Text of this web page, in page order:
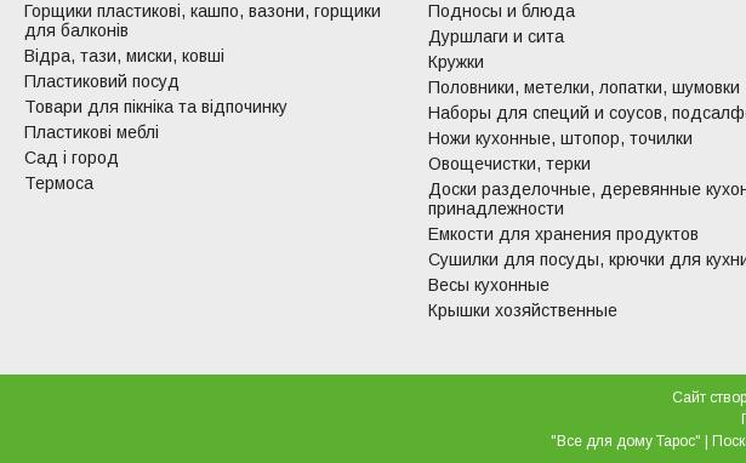
Горщики пластикові, кашпо, вазони, горщики
для балконів
Відра, тази, миски, ковші
Пластиковий посуд
Товари для пікніка та відпочинку
Пластикові меблі
Сад і город
Термоса
Подносы и блюда
Дуршлаги и сита
Кружки
Половники, метелки, лопатки, шумовки
Наборы для специй и соусов,
Ножи кухонные, штопор, точилки
Овощечистки, терки
Доски разделочные, деревянные
принадлежности
Емкости для хранения продуктов
Сушилки для посуды, крючки для
Весы кухонные
Крышки хозяйственные
Сайт